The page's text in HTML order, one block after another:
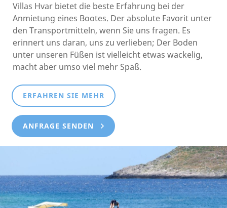
Villas Hvar bietet die beste Erfahrung bei der
Anmietung eines Bootes. Der absolute Favorit unter
den Transportmitteln, wenn Sie uns fragen. Es
erinnert uns daran, uns zu verlieben; Der Boden
unter unseren Füßen ist vielleicht etwas wackelig,
macht aber umso viel mehr Spaß.
ERFAHREN SIE MEHR
ANFRAGE SENDEN